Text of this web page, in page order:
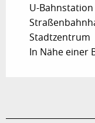
U-
Stadtzentrum
In Nähe einer